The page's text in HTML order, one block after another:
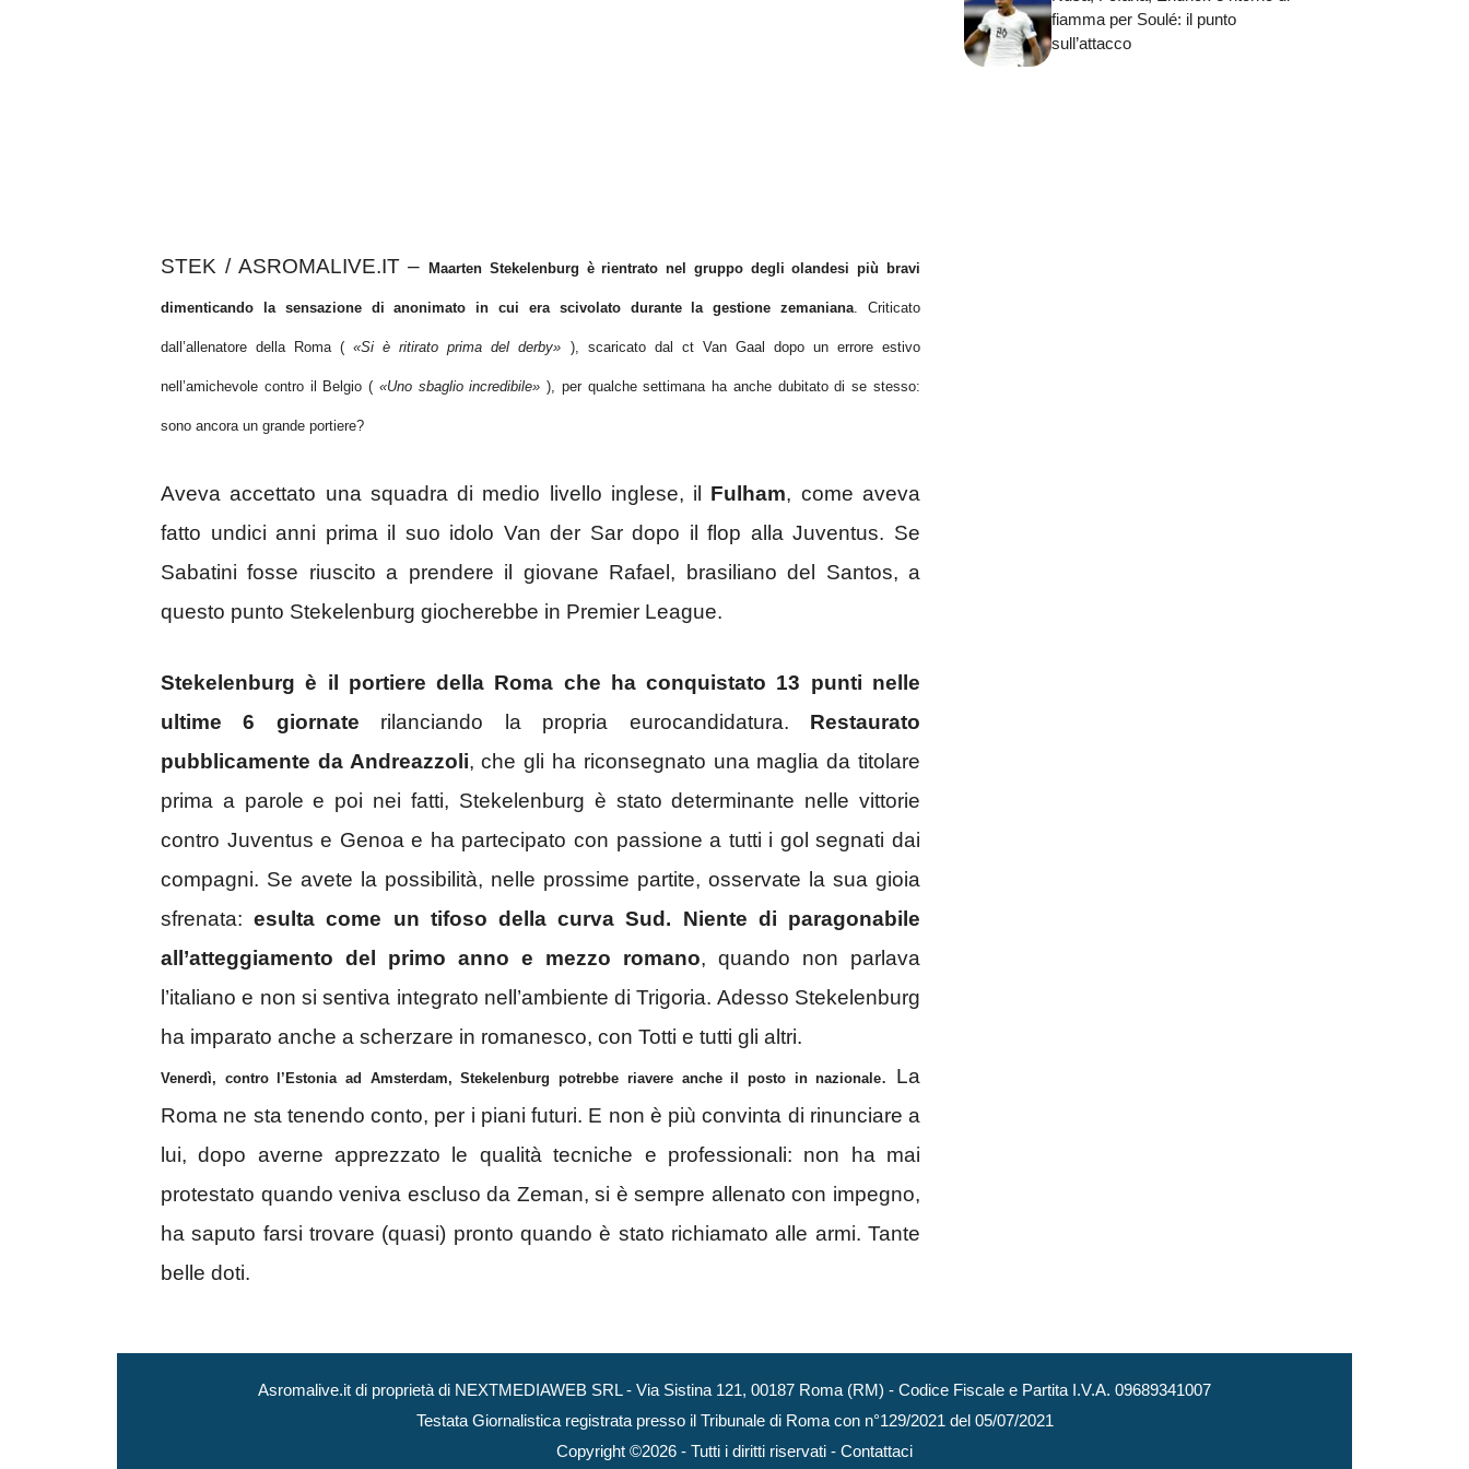
STEK / ASROMALIVE.IT –Maarten Stekelenburg è rientrato nel gruppo degli olandesi più bravi
dimenticando la sensazione di anonimato in cui era scivolato durante la gestione zemaniana . Criticato
dall’allenatore della Roma («Si è ritirato prima del derby» ), scaricato dal ct Van Gaal dopo un errore estivo
nell’amichevole contro il Belgio ( «Uno sbaglio incredibile»), per qualche settimana ha anche dubitato di se stesso:
sono ancora un grande portiere?
Aveva accettato una squadra di medio livello inglese, il Fulham, come aveva
fatto undici anni prima il suo idolo Van der Sar dopo il flop alla Juventus. Se
Sabatini fosse riuscito a prendere il giovane Rafael, brasiliano del Santos, a
questo punto Stekelenburg giocherebbe in Premier League.
Stekelenburg è il portiere della Roma che ha conquistato 13 punti nelle
ultime 6 giornate rilanciando la propria eurocandidatura. Restaurato
pubblicamente da Andreazzoli, che gli ha riconsegnato una maglia da titolare
prima a parole e poi nei fatti, Stekelenburg è stato determinante nelle vittorie
contro Juventus e Genoa e ha partecipato con passione a tutti i gol segnati dai
compagni. Se avete la possibilità, nelle prossime partite, osservate la sua gioia
sfrenata: esulta come un tifoso della curva Sud. Niente di paragonabile
all’atteggiamento del primo anno e mezzo romano, quando non parlava
l’italiano e non si sentiva integrato nell’ambiente di Trigoria. Adesso Stekelenburg
ha imparato anche a scherzare in romanesco, con Totti e tutti gli altri.
Venerdì, contro l’Estonia ad Amsterdam, Stekelenburg potrebbe riavere anche il posto in nazionale. La
Roma ne sta tenendo conto, per i piani futuri. E non è più convinta di rinunciare a
lui, dopo averne apprezzato le qualità tecniche e professionali: non ha mai
protestato quando veniva escluso da Zeman, si è sempre allenato con impegno,
ha saputo farsi trovare (quasi) pronto quando è stato richiamato alle armi. Tante
belle doti.
fiamma per Soulé: il punto
sull’attacco
Asromalive.it di proprietà di NEXTMEDIAWEB SRL - Via Sistina 121, 00187 Roma (RM) - Codice Fiscale e Partita I.V.A. 09689341007
Testata Giornalistica registrata presso il Tribunale di Roma con n°129/2021 del 05/07/2021
Copyright ©2026 - Tutti i diritti riservati - Contattaci